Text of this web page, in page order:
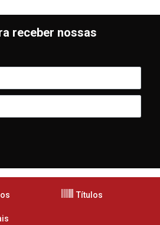
receber nossas
Títulos